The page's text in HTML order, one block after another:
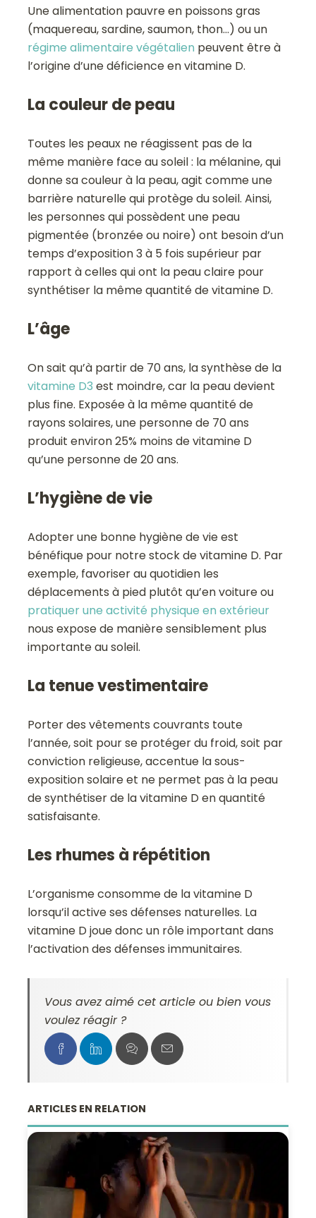
Une alimentation pauvre en poissons gras
(maquereau, sardine, saumon, thon…) ou un
régime alimentaire végétalien peuvent être à
l’origine d’une déficience en vitamine D.
La couleur de peau
Toutes les peaux ne réagissent pas de la
même manière face au soleil : la mélanine, qui
donne sa couleur à la peau, agit comme une
barrière naturelle qui protège du soleil. Ainsi,
les personnes qui possèdent une peau
pigmentée (bronzée ou noire) ont besoin d’un
temps d’exposition 3 à 5 fois supérieur par
rapport à celles qui ont la peau claire pour
synthétiser la même quantité de vitamine D.
L’âge
On sait qu’à partir de 70 ans, la synthèse de la
vitamine D3 est moindre, car la peau devient
plus fine. Exposée à la même quantité de
rayons solaires, une personne de 70 ans
produit environ 25% moins de vitamine D
qu’une personne de 20 ans.
L’hygiène de vie
Adopter une bonne hygiène de vie est
bénéfique pour notre stock de vitamine D. Par
exemple, favoriser au quotidien les
déplacements à pied plutôt qu’en voiture ou
pratiquer une activité physique en extérieur
nous expose de manière sensiblement plus
importante au soleil.
La tenue vestimentaire
Porter des vêtements couvrants toute
l’année, soit pour se protéger du froid, soit par
conviction religieuse, accentue la sous-
exposition solaire et ne permet pas à la peau
de synthétiser de la vitamine D en quantité
satisfaisante.
Les rhumes à répétition
L’organisme consomme de la vitamine D
lorsqu’il active ses défenses naturelles. La
vitamine D joue donc un rôle important dans
l’activation des défenses immunitaires.
Vous avez aimé cet article ou bien vous
voulez réagir ?
ARTICLES EN RELATION